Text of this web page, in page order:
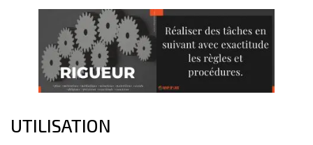
UTILISATION